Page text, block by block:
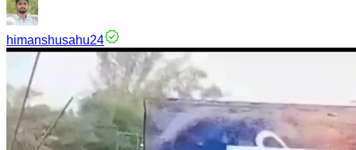
himanshusahu24